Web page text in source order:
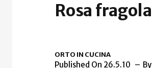
Rosa fragola
ORTO IN CUCINA
Published On 26.5.10 By